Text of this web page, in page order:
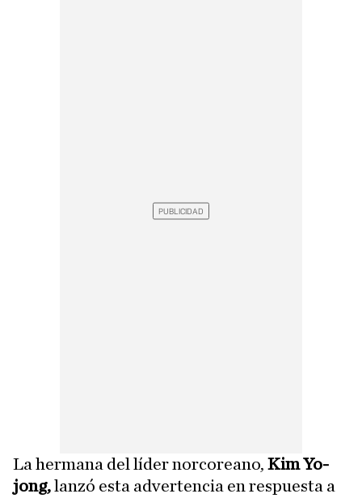
La hermana del líder norcoreano, Kim Yo-
jong,lanzó esta advertencia en respuesta a